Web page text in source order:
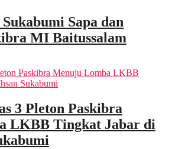
Sapa dan
MI Baitussalam
3 Pleton Paskibra
LKBB Tingkat Jabar di